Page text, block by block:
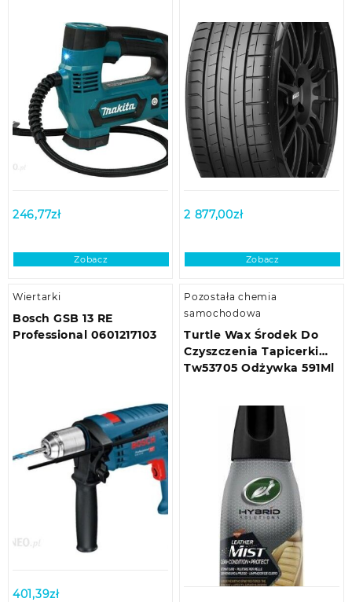
246,77zł
Zobacz
2 877,00zł
Zobacz
Wiertarki
Bosch GSB 13 RE
Professional 0601217103
401,39zł
Pozostała chemia
samochodowa
Turtle Wax Środek Do
Czyszczenia Tapicerki
Tw53705 Odżywka 591Ml